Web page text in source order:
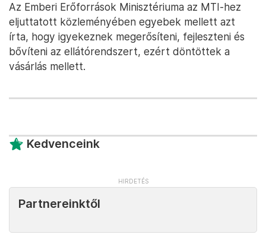
Az Emberi Erőforrások Minisztériuma az MTI-hez
eljuttatott közleményében egyebek mellett azt
írta, hogy igyekeznek megerősíteni, fejleszteni és
bővíteni az ellátórendszert, ezért döntöttek a
vásárlás mellett.
Kedvenceink
Partnereinktől